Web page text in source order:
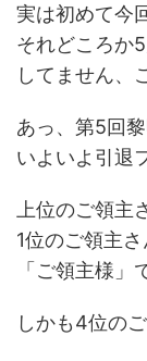
実は初めて今
それどころか
してません、
あっ、第5回
いよいよ引退
上位のご領主
1位のご領主
「ご領主様」
しかも4位の